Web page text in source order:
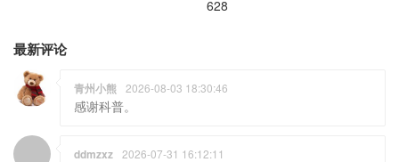
628
最新评论
青州小熊 2026-08-03 18:30:46
感谢科普。
ddmzxz 2026-07-31 16:12:11